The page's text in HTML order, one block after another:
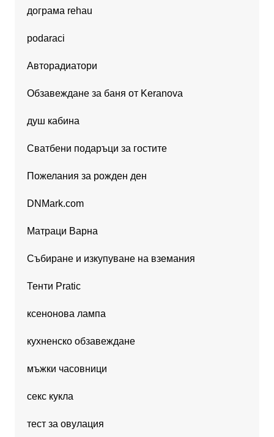
дограма rehau
podaraci
Авторадиатори
Обзавеждане за баня от Keranova
душ кабина
Сватбени подаръци за гостите
Пожелания за рожден ден
DNMark.com
Матраци Варна
Събиране и изкупуване на вземания
Тенти Pratic
ксенонова лампа
кухненско обзавеждане
мъжки часовници
секс кукла
тест за овулация